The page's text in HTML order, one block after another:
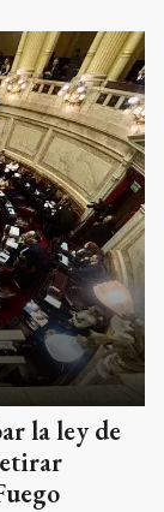
la ley de